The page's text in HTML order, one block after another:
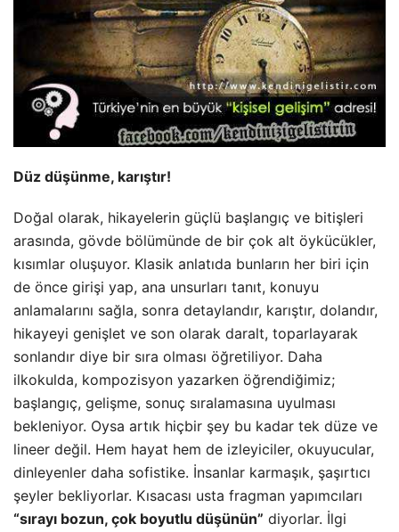
Düz düşünme, karıştır!
Doğal olarak, hikayelerin güçlü başlangıç ve bitişleri
arasında, gövde bölümünde de bir çok alt öykücükler,
kısımlar oluşuyor. Klasik anlatıda bunların her biri için
de önce girişi yap, ana unsurları tanıt, konuyu
anlamalarını sağla, sonra detaylandır, karıştır, dolandır,
hikayeyi genişlet ve son olarak daralt, toparlayarak
sonlandır diye bir sıra olması öğretiliyor. Daha
ilkokulda, kompozisyon yazarken öğrendiğimiz;
başlangıç, gelişme, sonuç sıralamasına uyulması
bekleniyor. Oysa artık hiçbir şey bu kadar tek düze ve
lineer değil. Hem hayat hem de izleyiciler, okuyucular,
dinleyenler daha sofistike. İnsanlar karmaşık, şaşırtıcı
şeyler bekliyorlar. Kısacası usta fragman yapımcıları
“sırayı bozun, çok boyutlu düşünün” diyorlar. İlgi